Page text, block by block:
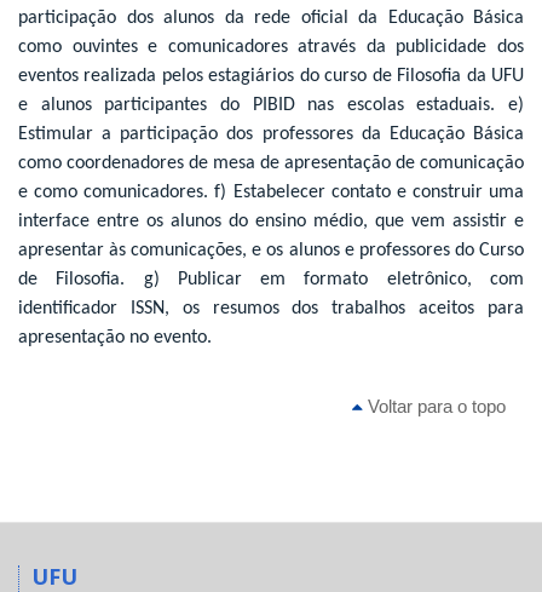
participação dos alunos da rede oficial da Educação Básica
como ouvintes e comunicadores através da publicidade dos
eventos realizada pelos estagiários do curso de Filosofia da UFU
e alunos participantes do PIBID nas escolas estaduais. e)
Estimular a participação dos professores da Educação Básica
como coordenadores de mesa de apresentação de comunicação
e como comunicadores. f) Estabelecer contato e construir uma
interface entre os alunos do ensino médio, que vem assistir e
apresentar às comunicações, e os alunos e professores do Curso
de Filosofia. g) Publicar em formato eletrônico, com
identificador ISSN, os resumos dos trabalhos aceitos para
apresentação no evento.
Voltar para o topo
UFU